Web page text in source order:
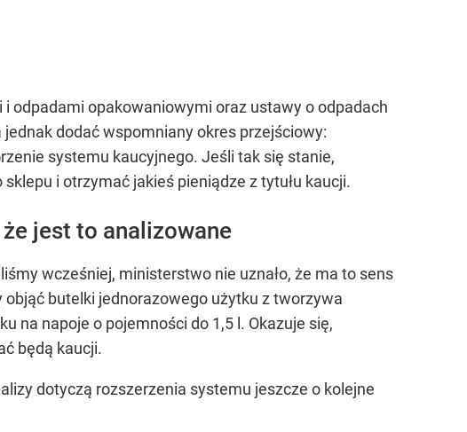
odpadami opakowaniowymi oraz ustawy o odpadach
jednak dodać wspomniany okres przejściowy:
systemu kaucyjnego. Jeśli tak się stanie,
i otrzymać jakieś pieniądze z tytułu kaucji.
jest to analizowane
wcześniej, ministerstwo nie uznało, że ma to sens
objąć butelki jednorazowego użytku z tworzywa
na napoje o pojemności do 1,5 l. Okazuje się,
będą kaucji.
dotyczą rozszerzenia systemu jeszcze o kolejne